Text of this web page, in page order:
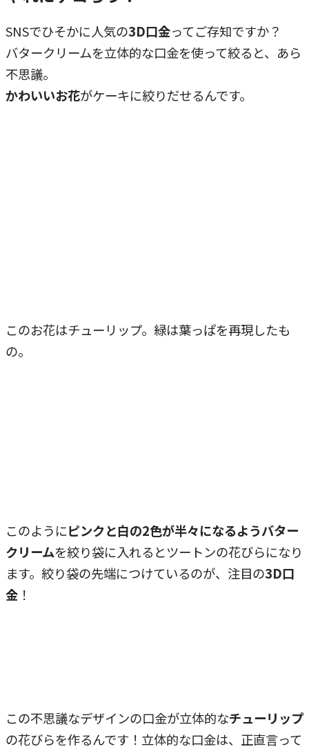
SNSでひそかに人気の3D口金ってご存知ですか？
バタークリームを立体的な口金を使って絞ると、あら
不思議。
かわいいお花がケーキに絞りだせるんです。
このお花はチューリップ。緑は葉っぱを再現したも
の。
このようにピンクと白の2色が半々になるようバター
クリームを絞り袋に入れるとツートンの花びらになり
ます。絞り袋の先端につけているのが、注目の3D口
金 ！
この不思議なデザインの口金が立体的なチューリップ
の花びらを作るんです！立体的な口金は、正直言って